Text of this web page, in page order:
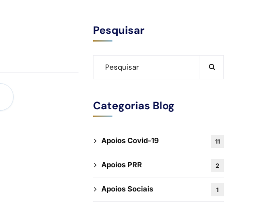
Pesquisar
Categorias Blog
Apoios Covid-19 11
Apoios PRR 2
Apoios Sociais 1